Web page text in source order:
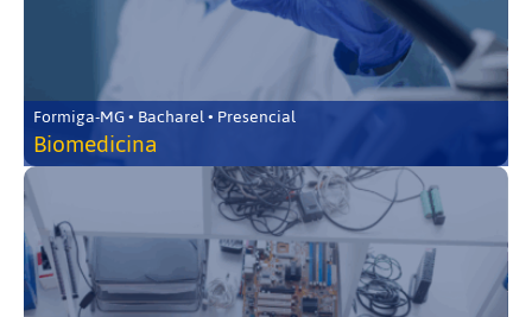
Formiga-MG • Bacharel • Presencial
Biomedicina